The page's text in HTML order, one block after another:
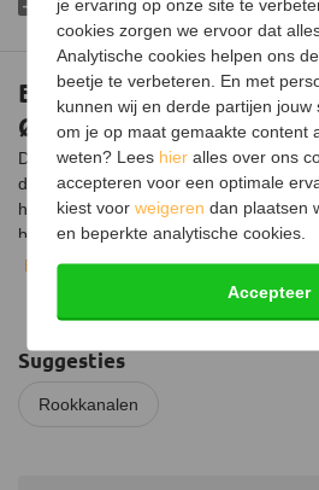
Brandseparatieplaat
Ø250/300mm – hellend
Deze brandseperatieplaat kan gebruikt
dak of plafond, waarbij deze wordt
het plafond. Geschikt voor een
buitendiameter van 300 mm. De
of ander brandbaar materiaal in
ruimte die over blijft kan worden
Bekijk volledige beschrijving
dakbevestigingsbeugel
Suggesties
Rookkanalen
cookies zorgen we ervoor dat
Analytische cookies helpen ons
beetje te verbeteren. En met
kunnen wij en derde partijen jouw
om je op maat gemaakte content
weten? Lees hier alles over ons
accepteren voor een optimale
kiest voorweigeren dan plaatsen
en beperkte analytische cookies.
Accepteer